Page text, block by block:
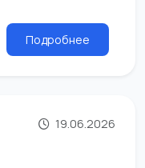
Подробнее
19.06.2026